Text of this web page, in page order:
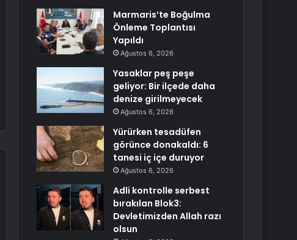
Marmaris’te Boğulma
Önleme Toplantısı
Yapıldı
Ağustos 6, 2026
Yasaklar peş peşe
geliyor: Bir ilçede daha
denize girilmeyecek
Ağustos 6, 2026
Yürürken tesadüfen
görünce donakaldı: 6
tanesi iç içe duruyor
Ağustos 6, 2026
Adli kontrolle serbest
bırakılan Blok3:
Devletimizden Allah razı
olsun